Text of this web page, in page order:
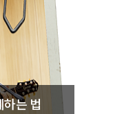
는 법